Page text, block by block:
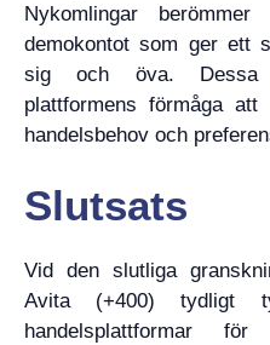
Nykomlingar berömmer
demokontot som ger ett
sig och öva. Dessa
plattformens förmåga
handelsbehov och
Slutsats
Vid den slutliga
Avita (+400) tydligt
handelsplattformar